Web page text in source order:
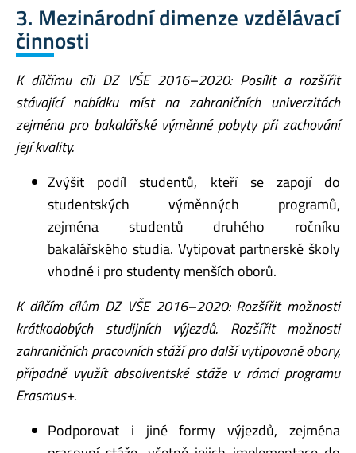
3. Mezinárodní dimenze vzdělávací
činnosti
K dílčímu cíli DZ VŠE 2016–2020: Posílit a rozšířit
stávající nabídku míst na zahraničních univerzitách
zejména pro bakalářské výměnné pobyty při zachování
její kvality.
Zvýšit podíl studentů, kteří se zapojí do
studentských výměnných programů,
zejména studentů druhého ročníku
bakalářského studia. Vytipovat partnerské školy
vhodné i pro studenty menších oborů.
K dílčím cílům DZ VŠE 2016–2020: Rozšířit možnosti
krátkodobých studijních výjezdů. Rozšířit možnosti
zahraničních pracovních stáží pro další vytipované obory,
případně využít absolventské stáže v rámci programu
Erasmus+.
Podporovat i jiné formy výjezdů, zejména